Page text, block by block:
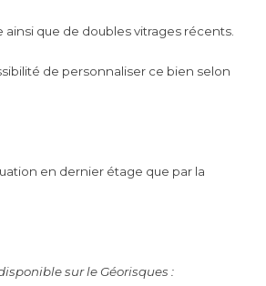
que de doubles vitrages récents.
de personnaliser ce bien selon
en dernier étage que par la
sur le Géorisques :